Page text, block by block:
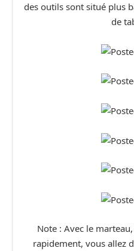
des outils sont situé plus
de
Note : Avec le
rapidement, vous allez